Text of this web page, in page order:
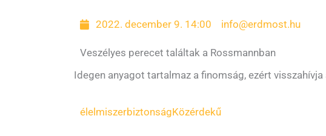
2022. december 9. 14:00 info@erdmost.hu
Veszélyes perecet találtak a Rossmannban
Idegen anyagot tartalmaz a finomság, ezért visszahívja
élelmiszerbiztonságKözérdekű